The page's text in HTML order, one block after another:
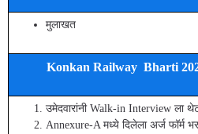
मुलाखत
Konkan Railway Bharti
उमेदवारांनी Walk-in Interview ला थेट
Annexure-A मध्ये दिलेला अर्ज फॉर्म